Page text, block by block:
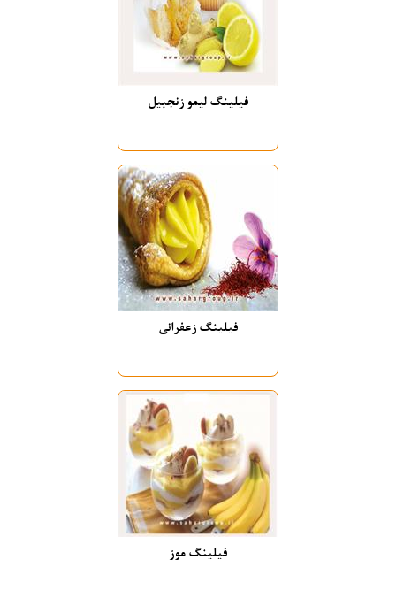
فیلینگ لیمو زنجبیل
فیلینگ زعفرانی
فیلینگ موز